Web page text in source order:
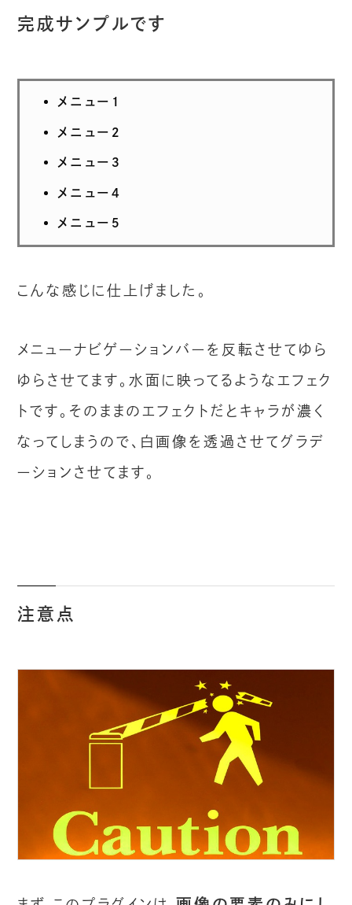
完成サンプルです
メニュー１
メニュー２
メニュー３
メニュー４
メニュー５
こんな感じに仕上げました。
メニューナビゲーションバーを反転させてゆら
ゆらさせてます。水面に映ってるようなエフェク
トです。そのままのエフェクトだとキャラが濃く
なってしまうので、白画像を透過させてグラデ
ーションさせてます。
注意点